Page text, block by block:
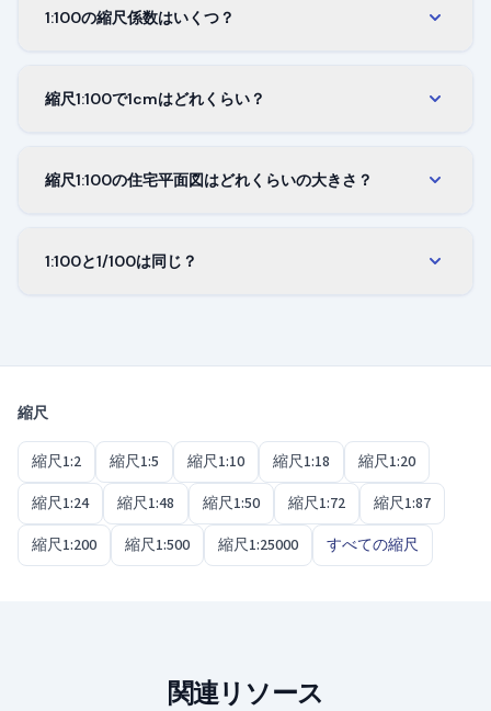
1:100の縮尺係数はいくつ？
長さに0.01を掛ければ、縮尺1:100での大きさになり
縮尺1:100で1cmはどれくらい？
メートルにあたります。図面のセンチメートルと
縮尺1:100の住宅平面図はどれくらいの大きさ？
なります。1フロア全体が1枚の用紙に余裕をもっ
1:100と1/100は同じ？
りしますが、比率も用紙上の大きさも同じです。
縮尺
縮尺1:2 縮尺1:5 縮尺1:10 縮尺1:18
縮尺1:20
縮尺1:24
縮尺1:48 縮尺1:50 縮尺1:72
縮尺1:87
縮尺1:200
縮尺1:500 縮尺1:25000 すべての縮尺
関連リソース